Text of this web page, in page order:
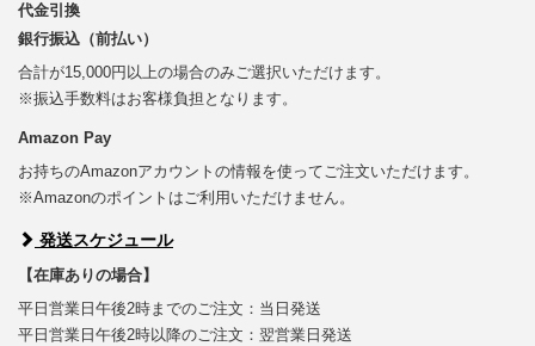
代金引換
銀行振込（前払い）
合計が15,000円以上の場合のみご選択いただけます。
※振込手数料はお客様負担となります。
Amazon Pay
お持ちのAmazonアカウントの情報を使ってご注文いただけます。
※Amazonのポイントはご利用いただけません。
発送スケジュール
【在庫ありの場合】
平日営業日午後2時までのご注文：当日発送
平日営業日午後2時以降のご注文：翌営業日発送